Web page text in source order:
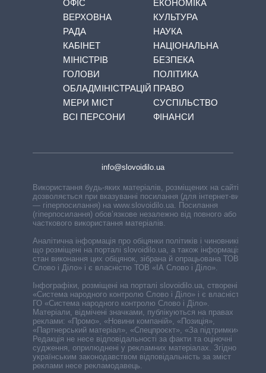
ОФІС
ВЕРХОВНА
РАДА
КАБІНЕТ
МІНІСТРІВ
ГОЛОВИ
ОБЛАДМІНІСТРАЦІЙ
МЕРИ МІСТ
ВСІ ПЕРСОНИ
ЕКОНОМІКА
КУЛЬТУРА
НАУКА
НАЦІОНАЛЬНА
БЕЗПЕКА
ПОЛІТИКА
ПРАВО
СУСПІЛЬСТВО
ФІНАНСИ
info@slovoidilo.ua
Використання будь-яких матеріалів, розміщених на сайті,
дозволяється при вказуванні посилання (для інтернет-видань
— гіперпосилання) на www.slovoidilo.ua. Посилання
(гіперпосилання) обов’язкове незалежно від повного або
часткового використання матеріалів.
Аналітична інформація про обіцянки політиків і чиновників,
що розміщені на порталі slovoidilo.ua, а також інформація про
стан виконання цих обіцянок, зібрана й опрацьована ТОВ «ІА
Слово і Діло» і є власністю ТОВ «ІА Слово і Діло».
Інфографіки, розміщені на порталі slovoidilo.ua, створені ГО
«Система народного контролю Слово і Діло» і є власністю
ГО «Система народного контролю Слово і Діло».
Матеріали, відмічені значками, публікуються на правах
реклами: «Промо», «Новини компаній», «Позиція»,
«Партнерський матеріал», «Спецпроєкт», «За підтримки».
Редакція не несе відповідальності за факти та оціночні
судження, оприлюднені у рекламних матеріалах. Згідно з
українським законодавством відповідальність за зміст
реклами несе рекламодавець.